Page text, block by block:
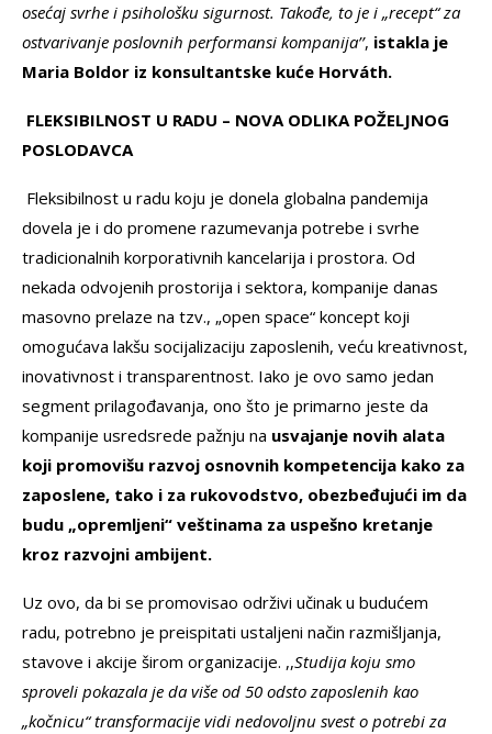
osećaj svrhe i psihološku sigurnost. Takođe, to je i „recept“ za
ostvarivanje poslovnih performansi kompanija’’, istakla je
Maria Boldor iz konsultantske kuće Horváth.
FLEKSIBILNOST U RADU – NOVA ODLIKA POŽELJNOG
POSLODAVCA
Fleksibilnost u radu koju je donela globalna pandemija
dovela je i do promene razumevanja potrebe i svrhe
tradicionalnih korporativnih kancelarija i prostora. Od
nekada odvojenih prostorija i sektora, kompanije danas
masovno prelaze na tzv., „open space“ koncept koji
omogućava lakšu socijalizaciju zaposlenih, veću kreativnost,
inovativnost i transparentnost. Iako je ovo samo jedan
segment prilagođavanja, ono što je primarno jeste da
kompanije usredsrede pažnju na usvajanje novih alata
koji promovišu razvoj osnovnih kompetencija kako za
zaposlene, tako i za rukovodstvo, obezbeđujući im da
budu „opremljeni“ veštinama za uspešno kretanje
kroz razvojni ambijent.
Uz ovo, da bi se promovisao održivi učinak u budućem
radu, potrebno je preispitati ustaljeni način razmišljanja,
stavove i akcije širom organizacije. ,,Studija koju smo
sproveli pokazala je da više od 50 odsto zaposlenih kao
„kočnicu“ transformacije vidi nedovoljnu svest o potrebi za